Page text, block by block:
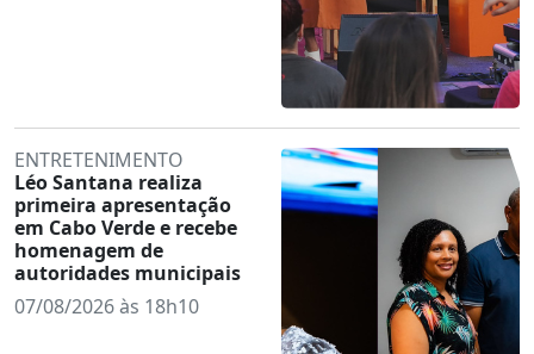
ENTRETENIMENTO
Léo Santana realiza
primeira apresentação
em Cabo Verde e recebe
homenagem de
autoridades municipais
07/08/2026 às 18h10